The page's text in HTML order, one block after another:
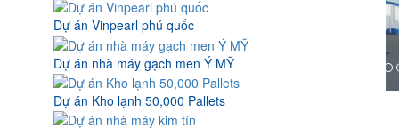
Dự án Vinpearl phú quốc
Dự án nhà máy gạch men Ý MỸ
Dự án Kho lạnh 50,000 Pallets